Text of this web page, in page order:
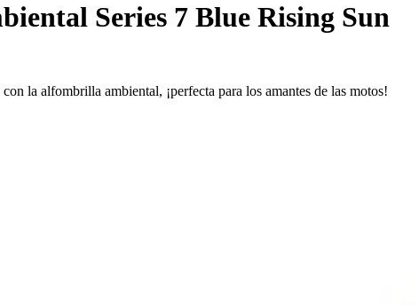
Series 7 Blue Rising Sun
la alfombrilla ambiental, ¡perfecta para los amantes de las motos!